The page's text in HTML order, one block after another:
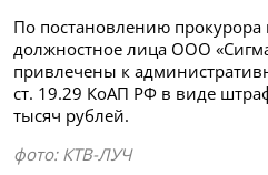
По постановлению прокурора
должностное лица ООО
привлечены к
ст. 19.29 КоАП РФ в виде
тысяч рублей.
фото: КТВ-ЛУЧ